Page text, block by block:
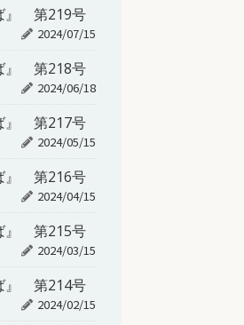
』 第219号
2024/07/15
』 第218号
2024/06/18
』 第217号
2024/05/15
』 第216号
2024/04/15
』 第215号
2024/03/15
』 第214号
2024/02/15